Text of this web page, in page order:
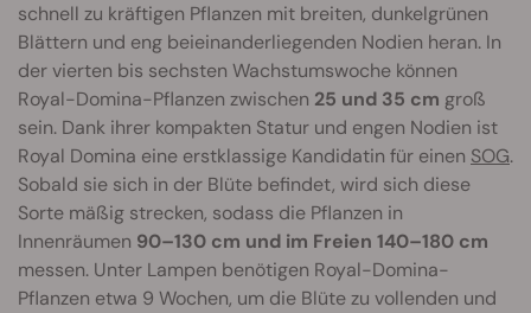
schnell zu kräftigen Pflanzen mit breiten, dunkelgrünen
Blättern und eng beieinanderliegenden Nodien heran. In
der vierten bis sechsten Wachstumswoche können
Royal-Domina-Pflanzen zwischen 25 und 35 cm groß
sein. Dank ihrer kompakten Statur und engen Nodien ist
Royal Domina eine erstklassige Kandidatin für einen SOG.
Sobald sie sich in der Blüte befindet, wird sich diese
Sorte mäßig strecken, sodass die Pflanzen in
Innenräumen 90–130 cm und im Freien 140–180 cm
messen. Unter Lampen benötigen Royal-Domina-
Pflanzen etwa 9 Wochen, um die Blüte zu vollenden und